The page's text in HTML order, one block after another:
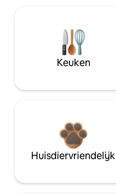
Keuken
Huisdiervriendelijk